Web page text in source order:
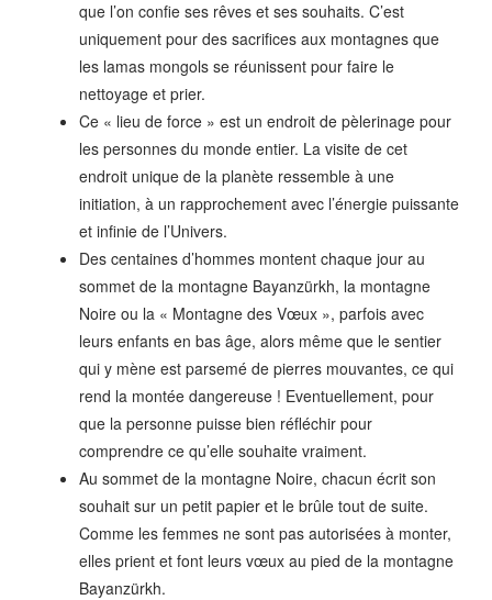
que l’on confie ses rêves et ses souhaits. C’est
uniquement pour des sacrifices aux montagnes que
les lamas mongols se réunissent pour faire le
nettoyage et prier.
Ce « lieu de force » est un endroit de pèlerinage pour
les personnes du monde entier. La visite de cet
endroit unique de la planète ressemble à une
initiation, à un rapprochement avec l’énergie puissante
et infinie de l’Univers.
Des centaines d’hommes montent chaque jour au
sommet de la montagne Bayanzürkh, la montagne
Noire ou la « Montagne des Vœux », parfois avec
leurs enfants en bas âge, alors même que le sentier
qui y mène est parsemé de pierres mouvantes, ce qui
rend la montée dangereuse ! Eventuellement, pour
que la personne puisse bien réfléchir pour
comprendre ce qu’elle souhaite vraiment.
Au sommet de la montagne Noire, chacun écrit son
souhait sur un petit papier et le brûle tout de suite.
Comme les femmes ne sont pas autorisées à monter,
elles prient et font leurs vœux au pied de la montagne
Bayanzürkh.